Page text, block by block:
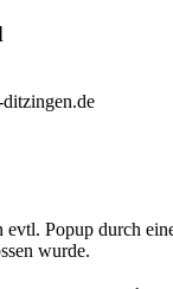
evtl. Popup durch
wurde.